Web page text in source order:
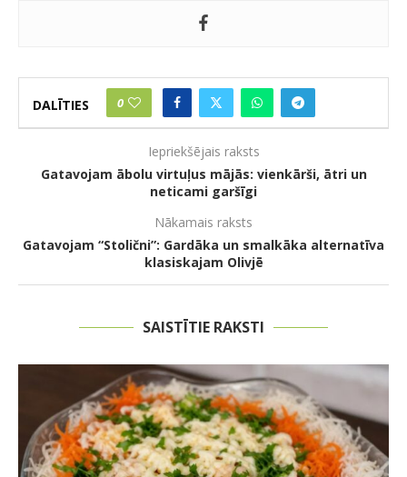
DALĪTIES 0
Iepriekšējais raksts
Gatavojam ābolu virtuļus mājās: vienkārši, ātri un
neticami garšīgi
Nākamais raksts
Gatavojam “Stolični”: Gardāka un smalkāka alternatīva
klasiskajam Olivjē
SAISTĪTIE RAKSTI